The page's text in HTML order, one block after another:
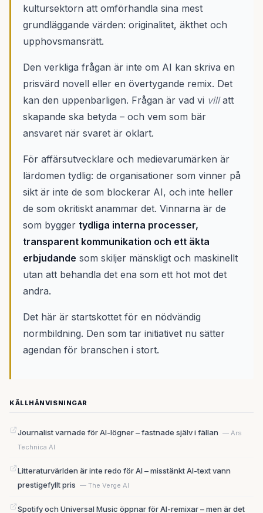
kultursektorn att omförhandla sina mest
grundläggande värden: originalitet, äkthet och
upphovsmansrätt.
Den verkliga frågan är inte om AI kan skriva en
prisvärd novell eller en övertygande remix. Det
kan den uppenbarligen. Frågan är vad vi villatt
skapande ska betyda – och vem som bär
ansvaret när svaret är oklart.
För affärsutvecklare och medievarumärken är
lärdomen tydlig: de organisationer som vinner på
sikt är inte de som blockerar AI, och inte heller
de som okritiskt anammar det. Vinnarna är de
som bygger tydliga interna processer,
transparent kommunikation och ett äkta
erbjudande som skiljer mänskligt och maskinellt
utan att behandla det ena som ett hot mot det
andra.
Det här är startskottet för en nödvändig
normbildning. Den som tar initiativet nu sätter
agendan för branschen i stort.
KÄLLHÄNVISNINGAR
Journalist varnade för AI-lögner – fastnade själv i fällan — Ars
Technica AI
Litteraturvärlden är inte redo för AI – misstänkt AI-text vann
prestigefyllt pris — The Verge AI
Spotify och Universal Music öppnar för AI-remixar – men är det